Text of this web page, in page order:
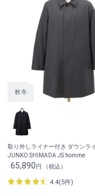
取り外しライナー付き ダウンラ
JUNKO SHIMADA JS homme
65,890円 （税込）
4.4(5件)